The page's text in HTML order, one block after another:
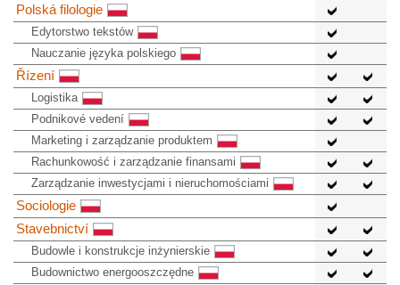
Polská filologie
Edytorstwo tekstów
Nauczanie języka polskiego
Řízení
Logistika
Podnikové vedení
Marketing i zarządzanie produktem
Rachunkowość i zarządzanie finansami
Zarządzanie inwestycjami i nieruchomościami
Sociologie
Stavebnictví
Budowle i konstrukcje inżynierskie
Budownictwo energooszczędne